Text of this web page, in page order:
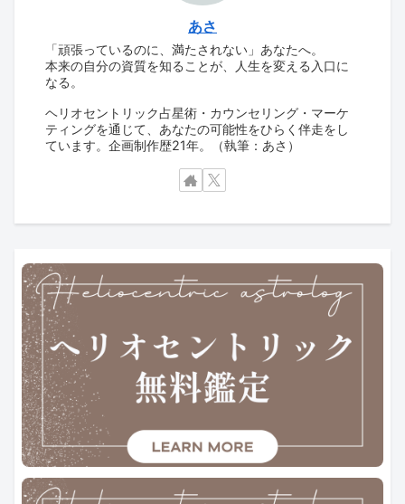
あさ
「頑張っているのに、満たされない」あなたへ。
本来の自分の資質を知ることが、人生を変える入口に
なる。
ヘリオセントリック占星術・カウンセリング・マーケ
ティングを通じて、あなたの可能性をひらく伴走をし
ています。企画制作歴21年。（執筆：あさ）